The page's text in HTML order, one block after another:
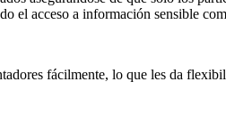
el acceso a información sensible
fácilmente, lo que les da